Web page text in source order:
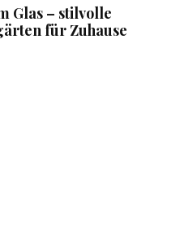
Glas – stilvolle
für Zuhause